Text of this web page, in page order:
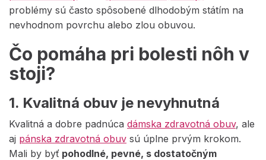
problémy sú často spôsobené dlhodobým státím na
nevhodnom povrchu alebo zlou obuvou.
Čo pomáha pri bolesti nôh v
stoji?
1. Kvalitná obuv je nevyhnutná
Kvalitná a dobre padnúca dámska zdravotná obuv, ale
aj pánska zdravotná obuv sú úplne prvým krokom.
Mali by byť pohodlné, pevné, s dostatočným